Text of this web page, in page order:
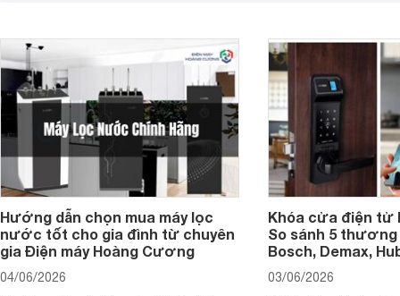
Hướng dẫn chọn mua máy lọc
nước tốt cho gia đình từ chuyên
gia Điện máy Hoàng Cương
04/06/2026
Khóa cửa điện tử
So sánh 5 thương
Bosch, Demax,
03/06/2026